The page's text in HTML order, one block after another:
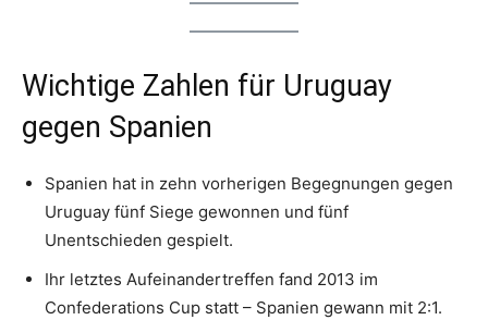
Wichtige Zahlen für Uruguay
gegen Spanien
Spanien hat in zehn vorherigen Begegnungen gegen
Uruguay fünf Siege gewonnen und fünf
Unentschieden gespielt.
Ihr letztes Aufeinandertreffen fand 2013 im
Confederations Cup statt – Spanien gewann mit 2:1.